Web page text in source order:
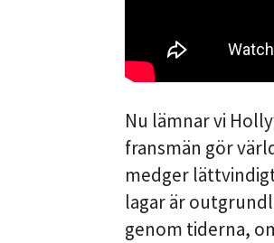
Nu lämnar vi
fransmän gör
medger
lagar är
genom tiderna,